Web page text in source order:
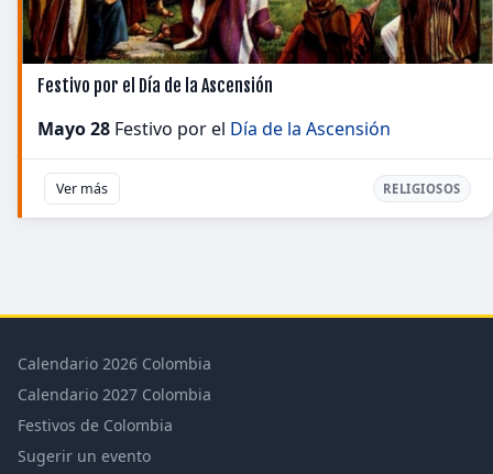
Festivo por el Día de la Ascensión
Mayo 28 Festivo por el Día de la Ascensión
Ver más RELIGIOSOS
Calendario 2026 Colombia
Calendario 2027 Colombia
Festivos de Colombia
Sugerir un evento